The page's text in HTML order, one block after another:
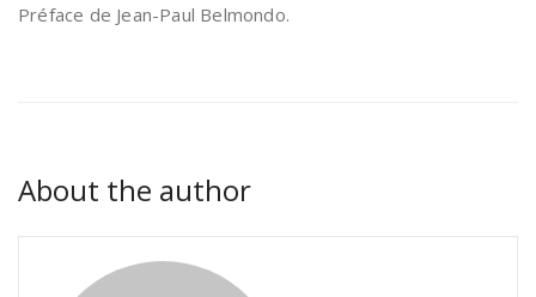
Préface de Jean-Paul Belmondo.
About the author